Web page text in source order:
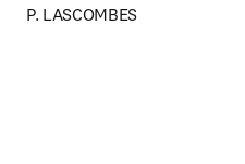
P. LASCOMBES